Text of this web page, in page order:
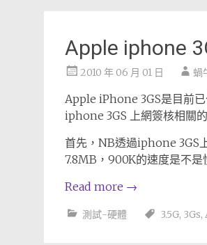
Apple iphone
2010 年 06 月 01 日 蝸
Apple iPhone 3GS是目前
iphone 3GS 上網簽核相關
首先，NB透過iphone 3GS
7.8MB，900K的速度是不是
Read more →
測試-硬體 3.5G, 3Gs,